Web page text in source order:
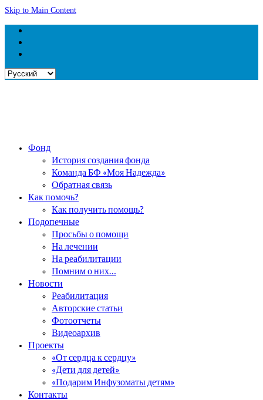
Skip to Main Content
Выбрать
Фонд
История создания фонда
Команда БФ «Моя Надежда»
Обратная связь
Как помочь?
Как получить помощь?
Подопечные
Просьбы о помощи
На лечении
На реабилитации
Помним о них…
Новости
Реабилитация
Авторские статьи
Фотоотчеты
Видеоархив
Проекты
«От сердца к сердцу»
«Дети для детей»
«Подарим Инфузоматы детям»
Контакты